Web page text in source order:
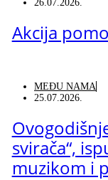
26.07.2026.
Akcija
MEĐU NAMA
25.07.2026.
svirača“,
muzikom i